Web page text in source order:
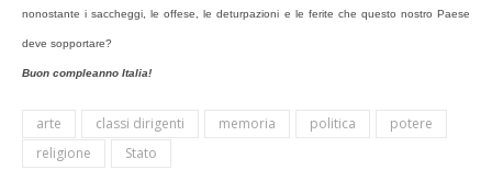
nonostante i saccheggi, le offese, le deturpazioni e le ferite che questo nostro Paese
deve sopportare?
Buon compleanno Italia!
arte classi dirigenti memoria politica
potere
religione
Stato